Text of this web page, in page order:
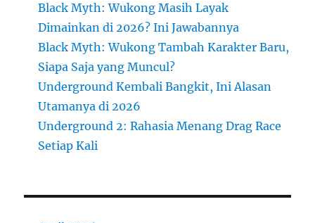
Black Myth: Wukong Masih Layak
Dimainkan di 2026? Ini Jawabannya
Black Myth: Wukong Tambah Karakter Baru,
Siapa Saja yang Muncul?
Underground Kembali Bangkit, Ini Alasan
Utamanya di 2026
Underground 2: Rahasia Menang Drag Race
Setiap Kali